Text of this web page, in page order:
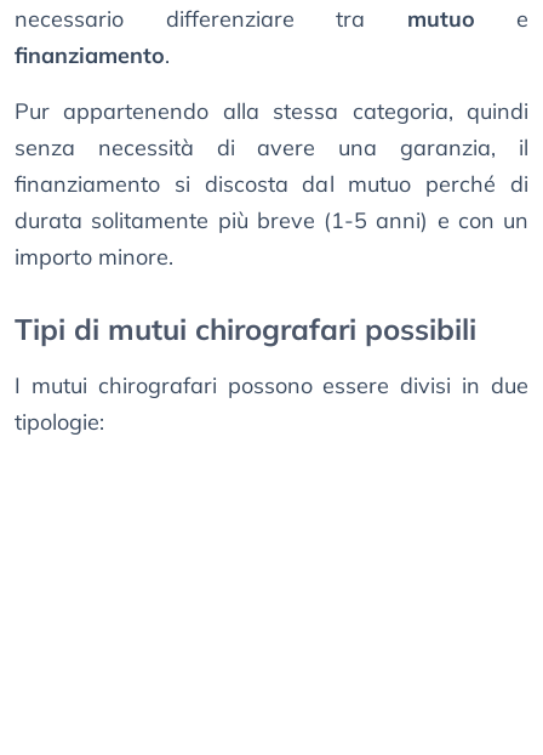
necessario differenziare tra mutuo e
finanziamento.
Pur appartenendo alla stessa categoria, quindi
senza necessità di avere una garanzia, il
finanziamento si discosta dal mutuo perché di
durata solitamente più breve (1-5 anni) e con un
importo minore.
Tipi di mutui chirografari possibili
I mutui chirografari possono essere divisi in due
tipologie: